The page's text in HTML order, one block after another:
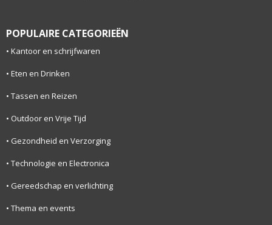
POPULAIRE CATEGORIEËN
Kantoor en schrijfwaren
Eten en Drinken
Tassen en Reizen
Outdoor en Vrije Tijd
Gezondheid en Verzorging
Technologie en Electronica
Gereedschap en verlichting
Thema en events